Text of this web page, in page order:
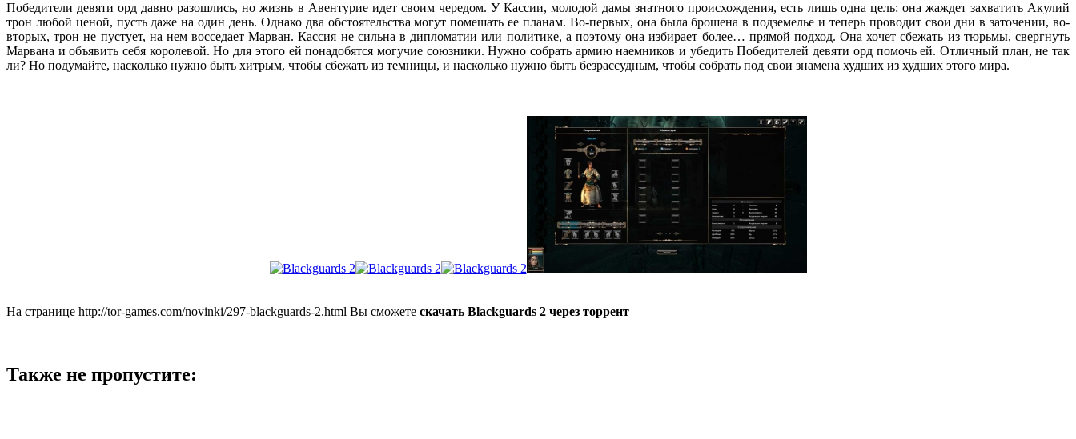
Победители девяти орд давно разошлись, но жизнь в Авентурие идет своим чередом. У Кассии, молодой дамы знатного происхождения, есть лишь одна цель: она жаждет захватить Акулий
трон любой ценой, пусть даже на один день. Однако два обстоятельства могут помешать ее планам. Во-первых, она была брошена в подземелье и теперь проводит свои дни в заточении, во-
вторых, трон не пустует, на нем восседает Марван. Кассия не сильна в дипломатии или политике, а поэтому она избирает более… прямой подход. Она хочет сбежать из тюрьмы, свергнуть
Марвана и объявить себя королевой. Но для этого ей понадобятся могучие союзники. Нужно собрать армию наемников и убедить Победителей девяти орд помочь ей. Отличный план, не так
ли? Но подумайте, насколько нужно быть хитрым, чтобы сбежать из темницы, и насколько нужно быть безрассудным, чтобы собрать под свои знамена худших из худших этого мира.
На странице http://tor-games.com/novinki/297-blackguards-2.html Вы сможете скачать Blackguards 2 через торрент
Также не пропустите: